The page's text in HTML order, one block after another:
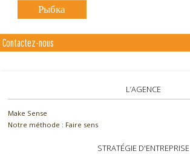
Рыбка
Contactez-nous
L’AGENCE
Make Sense
Notre méthode : Faire sens
STRATÉGIE D'ENTREPRISE